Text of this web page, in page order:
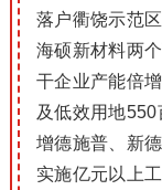
落户衢饶示范
海硕新材料两
干企业产能倍
及低效用地550
增德施普、新
实施亿元以上